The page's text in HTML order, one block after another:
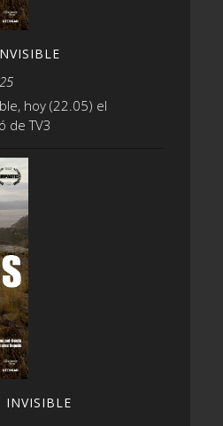
hoy (22.05) el
de TV3
INVISIBLE